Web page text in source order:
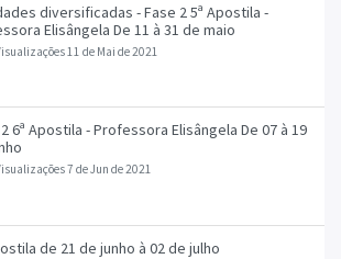
diversificadas - Fase 2 5ª Apostila -
Elisângela De 11 à 31 de maio
11 de Mai de 2021
De 07 à 19
7 de Jun de 2021
7ª Apostila de 21 de junho à 02 de julho